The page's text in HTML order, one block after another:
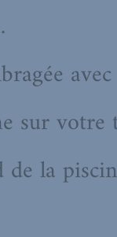
sur
la